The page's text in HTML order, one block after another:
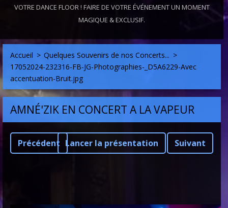
VOTRE DANCE FLOOR ! FAIRE DE VOTRE ÉVÉNEMENT UN MOMENT
MAGIQUE & EXCLUSIF.
Accueil > Quelques Souvenirs de nos Concerts... >
17052024-232316-FB-JG-Photographies-_D5A6229-Avec
accentuation-Bruit.jpg
AMNÉ'ZIK EN CONCERT A LA VAPEUR
Précédent Lancer la présentation Suivant